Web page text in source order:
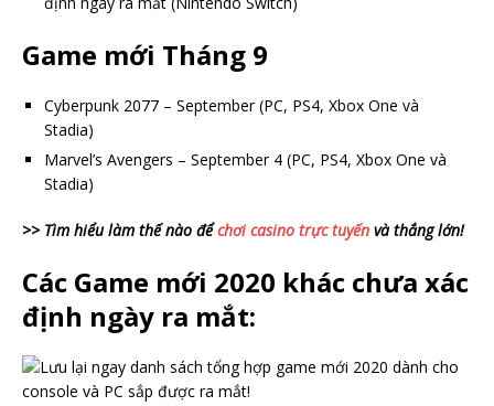
Game mới Tháng 9
Cyberpunk 2077 – September (PC, PS4, Xbox One và
Stadia)
Marvel’s Avengers – September 4 (PC, PS4, Xbox One và
Stadia)
>> Tìm hiểu làm thế nào đểchơi casino trực tuyến và thắng lớn!
Các Game mới 2020 khác chưa xác
định ngày ra mắt: